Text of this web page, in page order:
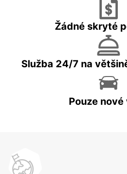
Žádné skryté
Služba 24/7 na
Pouze nové